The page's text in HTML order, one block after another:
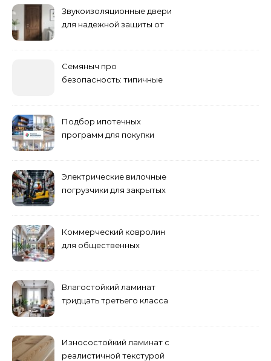
Звукоизоляционные двери
для надежной защиты от
Семяныч про
безопасность: типичные
Подбор ипотечных
программ для покупки
Электрические вилочные
погрузчики для закрытых
Коммерческий ковролин
для общественных
Влагостойкий ламинат
тридцать третьего класса
Износостойкий ламинат с
реалистичной текстурой